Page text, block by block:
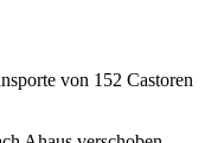
von 152 Castoren